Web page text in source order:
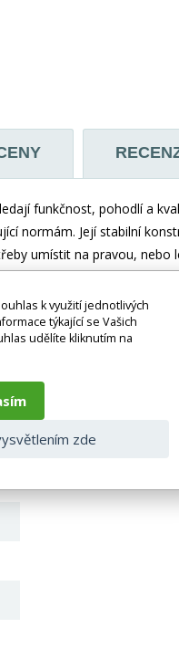
funkčnost, pohodlí a
normám. Její stabilní
umístit na pravou,
potahem.
spojovacích
doplňků, spotřebičů,
dle charakteru zboží.
do el. podoby. V
k využití jednotlivých
týkající se Vašich
udělíte kliknutím na
zde